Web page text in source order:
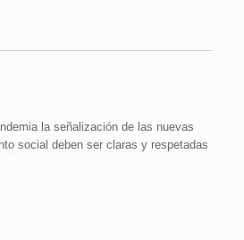
la señalización de las nuevas
social deben ser claras y respetadas